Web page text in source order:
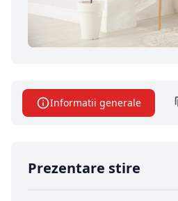
Informatii generale
Prezentare stire